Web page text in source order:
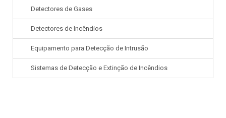
Detectores de Gases
Detectores de Incêndios
Equipamento para Detecção de Intrusão
Sistemas de Detecção e Extinção de Incêndios